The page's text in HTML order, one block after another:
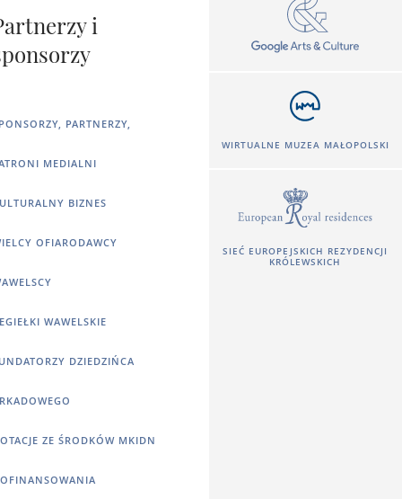
i
PARTNERZY,
MEDIALNI
BIZNES
OFIARODAWCY
WAWELSKIE
DZIEDZIŃCA
ZE ŚRODKÓW MKIDN
WIRTUALNE MUZEA MAŁOPOLSKI
SIEĆ EUROPEJSKICH REZYDENCJI
KRÓLEWSKICH